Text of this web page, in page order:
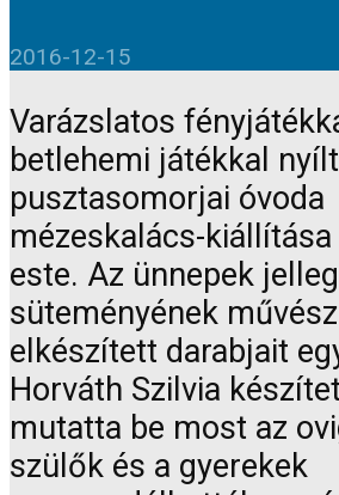
2016-12-15
Varázslatos
betlehemi játékkal
pusztasomorjai óvoda
mézeskalács-
este. Az ünnepek
süteményének
elkészített darabjait
Horváth Szilvia
mutatta be most az
szülők és a gyerekek